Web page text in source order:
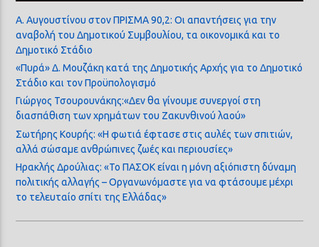
Α. Αυγουστίνου στον ΠΡΙΣΜΑ 90,2: Οι απαντήσεις για την
αναβολή του Δημοτικού Συμβουλίου, τα οικονομικά και το
Δημοτικό Στάδιο
«Πυρά» Δ. Μουζάκη κατά της Δημοτικής Αρχής για το Δημοτικό
Στάδιο και τον Προϋπολογισμό
Γιώργος Τσουρουνάκης:«Δεν θα γίνουμε συνεργοί στη
διασπάθιση των χρημάτων του Ζακυνθινού λαού»
Σωτήρης Κουρής: «Η φωτιά έφτασε στις αυλές των σπιτιών,
αλλά σώσαμε ανθρώπινες ζωές και περιουσίες»
Ηρακλής Δρούλιας: «Το ΠΑΣΟΚ είναι η μόνη αξιόπιστη δύναμη
πολιτικής αλλαγής – Οργανωνόμαστε για να φτάσουμε μέχρι
το τελευταίο σπίτι της Ελλάδας»